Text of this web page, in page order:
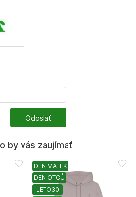
Odoslať
by vás zaujímať
DEN MATEK
DEN OTCŮ
LETO30